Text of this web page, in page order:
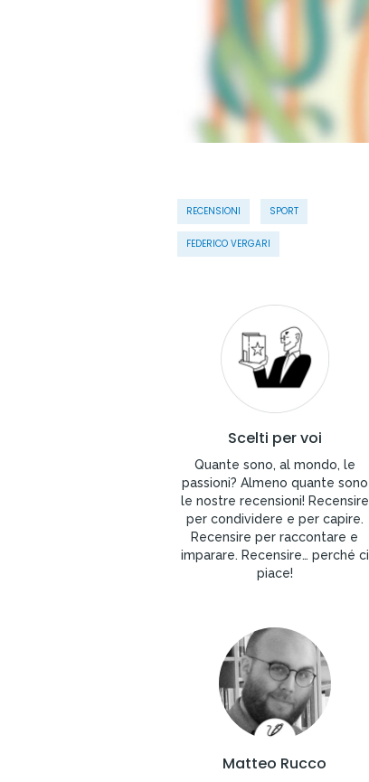
RECENSIONI SPORT
FEDERICO VERGARI
Scelti per voi
Quante sono, al mondo, le
passioni? Almeno quante sono
le nostre recensioni! Recensire
per condividere e per capire.
Recensire per raccontare e
imparare. Recensire… perché ci
piace!
Matteo Rucco